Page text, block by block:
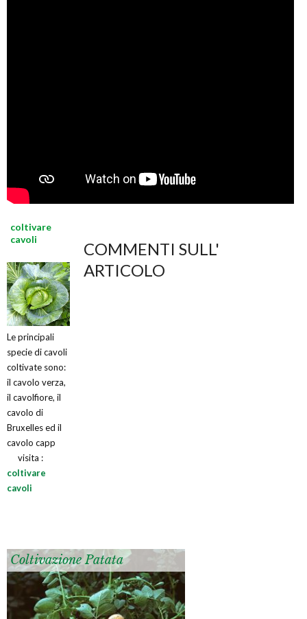
coltivare
cavoli
Le principali
specie di cavoli
coltivate sono:
il cavolo verza,
il cavolfiore, il
cavolo di
Bruxelles ed il
cavolo capp
visita :
coltivare
cavoli
COMMENTI SULL'
ARTICOLO
Coltivazione Patata